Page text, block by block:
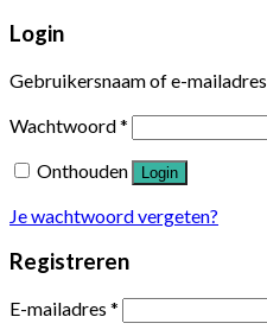
Login
Gebruikersnaam of e-mailadres
Wachtwoord*
Onthouden
Login
Je wachtwoord vergeten?
Registreren
E-mailadres *